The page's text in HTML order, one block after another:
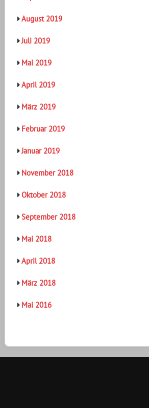
August 2019
Juli 2019
Mai 2019
April 2019
März 2019
Februar 2019
Januar 2019
November 2018
Oktober 2018
September 2018
Mai 2018
April 2018
März 2018
Mai 2016